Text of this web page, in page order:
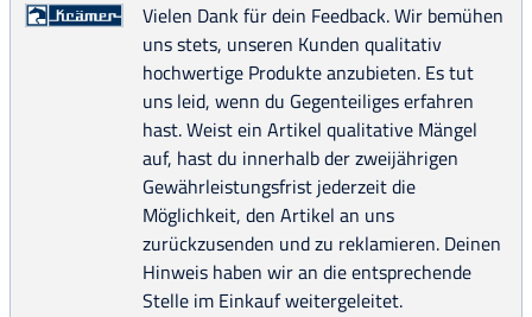
Vielen Dank für dein Feedback. Wir bemühen
uns stets, unseren Kunden qualitativ
hochwertige Produkte anzubieten. Es tut
uns leid, wenn du Gegenteiliges erfahren
hast. Weist ein Artikel qualitative Mängel
auf, hast du innerhalb der zweijährigen
Gewährleistungsfrist jederzeit die
Möglichkeit, den Artikel an uns
zurückzusenden und zu reklamieren. Deinen
Hinweis haben wir an die entsprechende
Stelle im Einkauf weitergeleitet.